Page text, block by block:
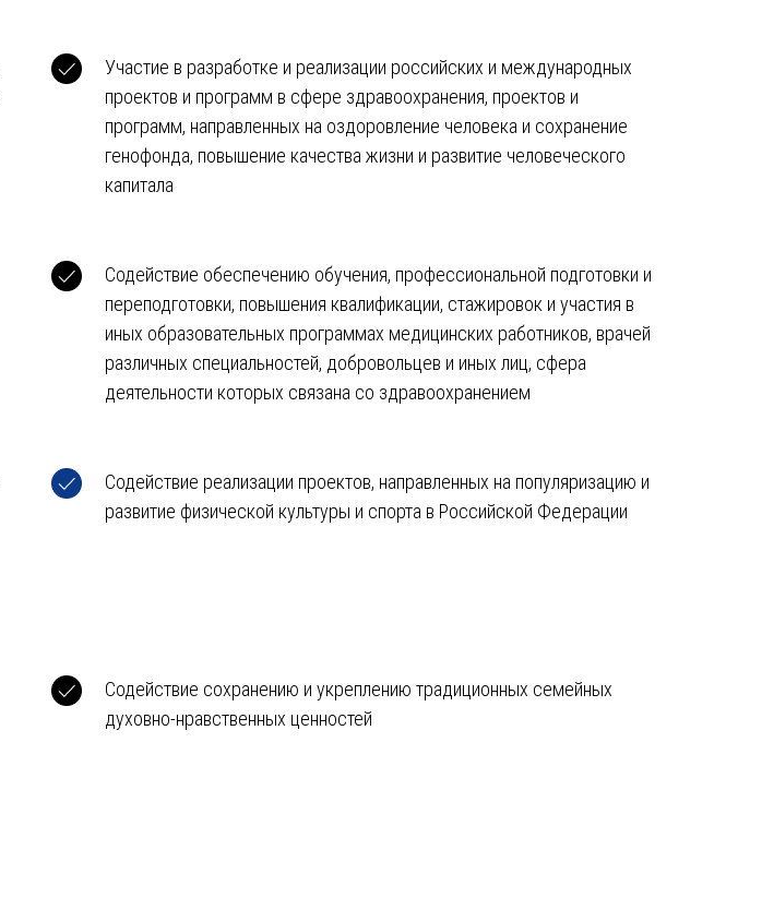
Участие в разработке и реализации российских и международных
проектов и программ в сфере здравоохранения, проектов и
программ, направленных на оздоровление человека и сохранение
генофонда, повышение качества жизни и развитие человеческого
капитала
Содействие обеспечению обучения, профессиональной подготовки и
переподготовки, повышения квалификации, стажировок и участия в
иных образовательных программах медицинских работников, врачей
различных специальностей, добровольцев и иных лиц, сфера
деятельности которых связана со здравоохранением
Содействие реализации проектов, направленных на популяризацию и
развитие физической культуры и спорта в Российской Федерации
Содействие сохранению и укреплению традиционных семейных
духовно-нравственных ценностей